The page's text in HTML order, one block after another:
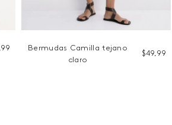
99
Bermudas Camilla tejano
claro
$49 99